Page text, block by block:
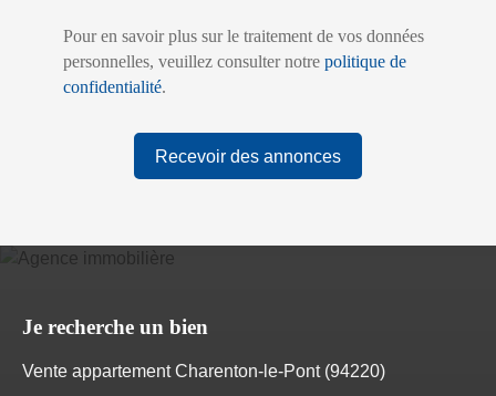
Pour en savoir plus sur le traitement de vos données
personnelles, veuillez consulter notre politique de
confidentialité.
Recevoir des annonces
Je recherche un bien
Vente appartement Charenton-le-Pont (94220)